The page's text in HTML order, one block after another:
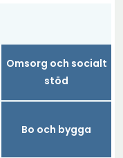
Omsorg och socialt
stöd
Bo och bygga